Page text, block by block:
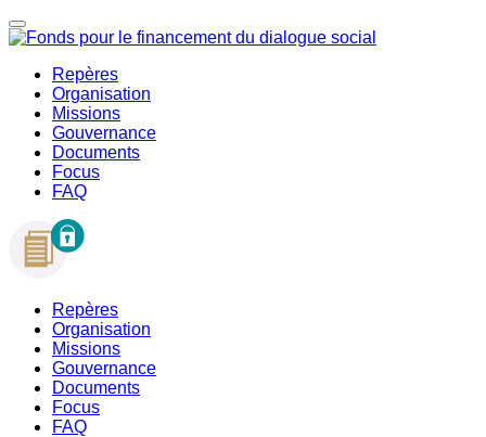
Repères
Organisation
Missions
Gouvernance
Documents
Focus
FAQ
Repères
Organisation
Missions
Gouvernance
Documents
Focus
FAQ